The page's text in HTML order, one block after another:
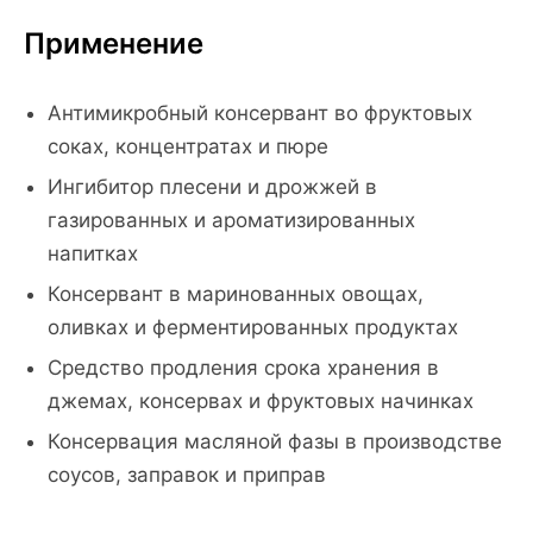
Применение
Антимикробный консервант во фруктовых
соках, концентратах и пюре
Ингибитор плесени и дрожжей в
газированных и ароматизированных
напитках
Консервант в маринованных овощах,
оливках и ферментированных продуктах
Средство продления срока хранения в
джемах, консервах и фруктовых начинках
Консервация масляной фазы в производстве
соусов, заправок и приправ